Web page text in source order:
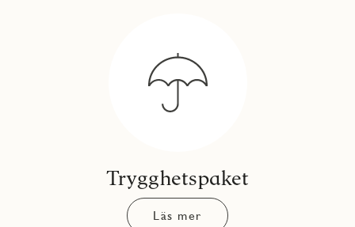
Trygghetspaket
Läs mer